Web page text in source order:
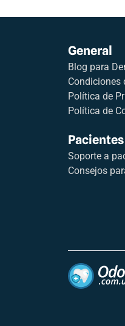
General
Blog para
Condiciones
Política de
Política de
Pacientes
Soporte a
Consejos